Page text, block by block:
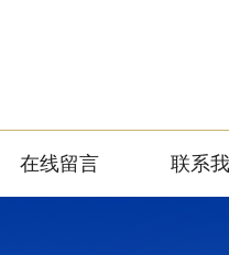
在线留言 联系